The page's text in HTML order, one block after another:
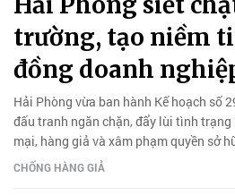
trường, tạo niềm
đồng doanh
Hải Phòng vừa ban hành Kế hoạch số
đấu tranh ngăn chặn, đẩy lùi tình
mại, hàng giả và xâm phạm quyền sở
địa bàn.
CHỐNG HÀNG GIẢ